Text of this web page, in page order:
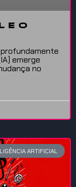
e o
emerge
no
ARTIFICIAL